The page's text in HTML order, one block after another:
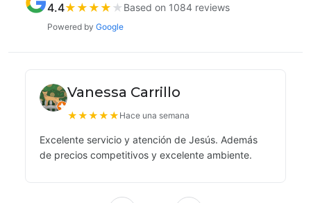
4.4★ ★ ★ ★ ★ Based on 1084 reviews
Powered by Google
Vanessa Carrillo
★★★★★ Hace una semana
Excelente servicio y atención de Jesús. Además
de precios competitivos y excelente ambiente.